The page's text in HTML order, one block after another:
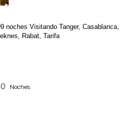
noches Visitando Tanger, Casablanca,
Rabat, Tarifa
Noches